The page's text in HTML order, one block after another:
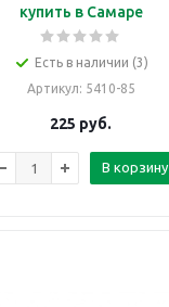
купить в Самаре
Есть в наличии (3)
Артикул: 5410-85
225 руб.
В корзину